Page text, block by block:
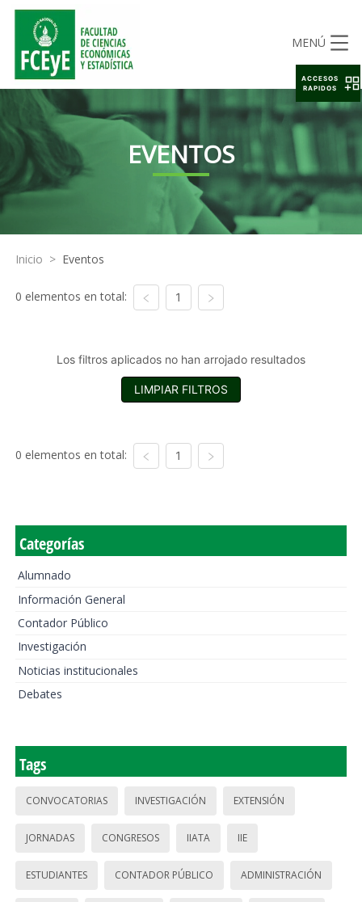
MENÚ
EVENTOS
Inicio > Eventos
0 elementos en total: 1
Los filtros aplicados no han arrojado resultados
LIMPIAR FILTROS
0 elementos en total: 1
Categorías
Alumnado
Información General
Contador Público
Investigación
Noticias institucionales
Debates
Tags
CONVOCATORIAS INVESTIGACIÓN EXTENSIÓN
JORNADAS CONGRESOS IIATA IIE
ESTUDIANTES CONTADOR PÚBLICO ADMINISTRACIÓN
ACCESOS
RAPIDOS